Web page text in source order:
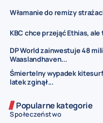
Włamanie do remizy
KBC chce przejąć Ethias, ale
DP World zainwestuje 48
Waaslandhaven...
Śmiertelny wypadek
latek zginął...
Popularne kategorie
Społeczeństwo